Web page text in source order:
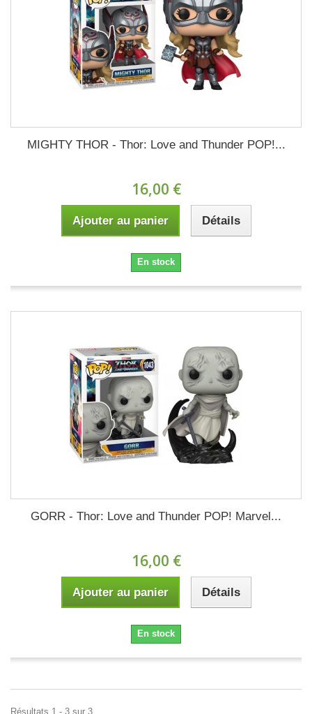
MIGHTY THOR - Thor: Love and Thunder POP!...
16,00 €
Ajouter au panier Détails
En stock
GORR - Thor: Love and Thunder POP! Marvel...
16,00 €
Ajouter au panier Détails
En stock
Résultats 1 - 3 sur 3.